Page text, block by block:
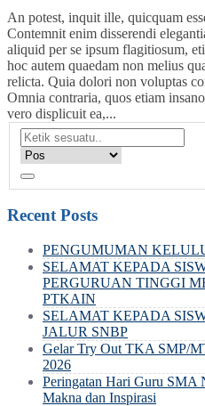
An potest, inquit ille, quicquam
Contemnit enim disserendi
aliquid per se ipsum flagitiosum,
hoc autem quaedam non melius
relicta. Quia dolori non voluptas
Omnia contraria, quos etiam
vero displicuit ea,...
Recent Posts
PENGUMUMAN
SELAMAT KEPADA
PERGURUAN TINGGI
PTKAIN
SELAMAT KEPADA
JALUR SNBP
Gelar Try Out TKA SMP/
2026
Peringatan Hari Guru
Makna dan Inspirasi